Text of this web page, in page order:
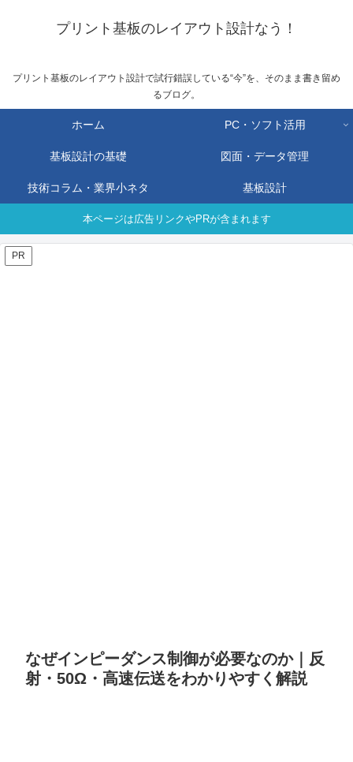
プリント基板のレイアウト設計なう！
プリント基板のレイアウト設計で試行錯誤している“今”を、そのまま書き留め
るブログ。
ホーム PC・ソフト活用
基板設計の基礎 図面・データ管理
技術コラム・業界小ネタ 基板設計
本ページは広告リンクやPRが含まれます
PR
なぜインピーダンス制御が必要なのか｜反
射・50Ω・高速伝送をわかりやすく解説